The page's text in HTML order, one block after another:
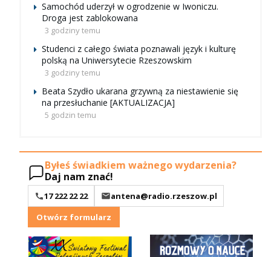
Samochód uderzył w ogrodzenie w Iwoniczu.
Droga jest zablokowana
3 godziny temu
Studenci z całego świata poznawali język i kulturę
polską na Uniwersytecie Rzeszowskim
3 godziny temu
Beata Szydło ukarana grzywną za niestawienie się
na przesłuchanie [AKTUALIZACJA]
5 godzin temu
Byłeś świadkiem ważnego wydarzenia?
Daj nam znać!
17 222 22 22
antena@radio.rzeszow.pl
Otwórz formularz